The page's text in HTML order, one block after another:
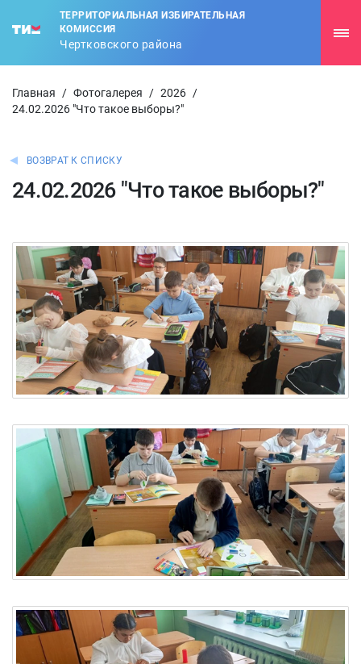
ТЕРРИТОРИАЛЬНАЯ ИЗБИРАТЕЛЬНАЯ
КОМИССИЯ
Чертковского района
Главная / Фотогалерея / 2026 /
24.02.2026 "Что такое выборы?"
ВОЗВРАТ К СПИСКУ
24.02.2026 "Что такое выборы?"